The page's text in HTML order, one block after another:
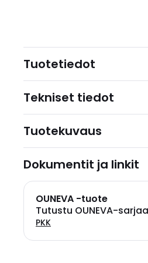
Tuotetiedot
Tekniset tiedot
Tuotekuvaus
Dokumentit ja linkit
OUNEVA -tuote
Tutustu OUNEVA-
PKK